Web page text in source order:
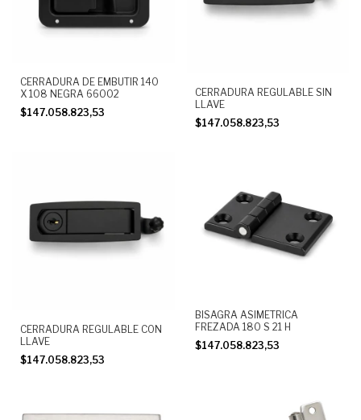
CERRADURA DE EMBUTIR 140
X 108 NEGRA 66002
$147.058.823,53
CERRADURA REGULABLE SIN
LLAVE
$147.058.823,53
CERRADURA REGULABLE CON
LLAVE
$147.058.823,53
BISAGRA ASIMETRICA
FREZADA 180 S 21 H
$147.058.823,53